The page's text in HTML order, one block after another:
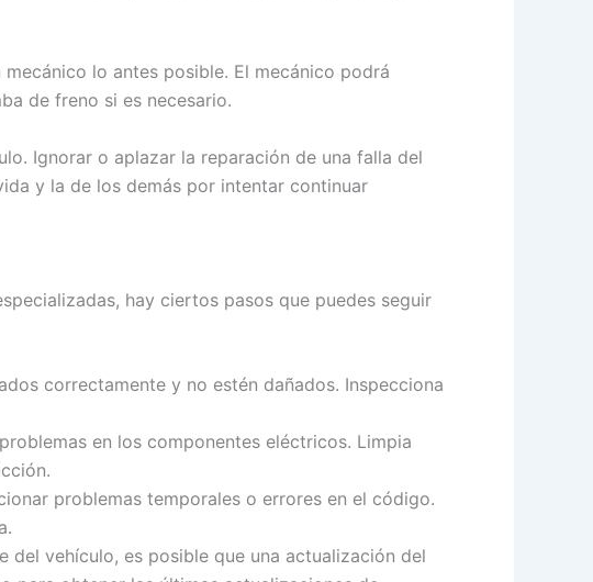
lo antes posible. El mecánico podrá
de freno si es necesario.
Ignorar o aplazar la reparación de una falla del
y la de los demás por intentar continuar
hay ciertos pasos que puedes seguir
correctamente y no estén dañados. Inspecciona
en los componentes eléctricos. Limpia
problemas temporales o errores en el código.
vehículo, es posible que una actualización del